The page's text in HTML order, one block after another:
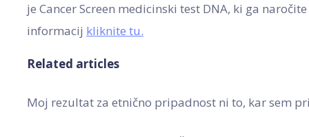
je Cancer Screen medicinski test DNA, ki ga
informacij kliknite tu.
Related articles
Moj rezultat za etnično pripadnost ni to, kar sem